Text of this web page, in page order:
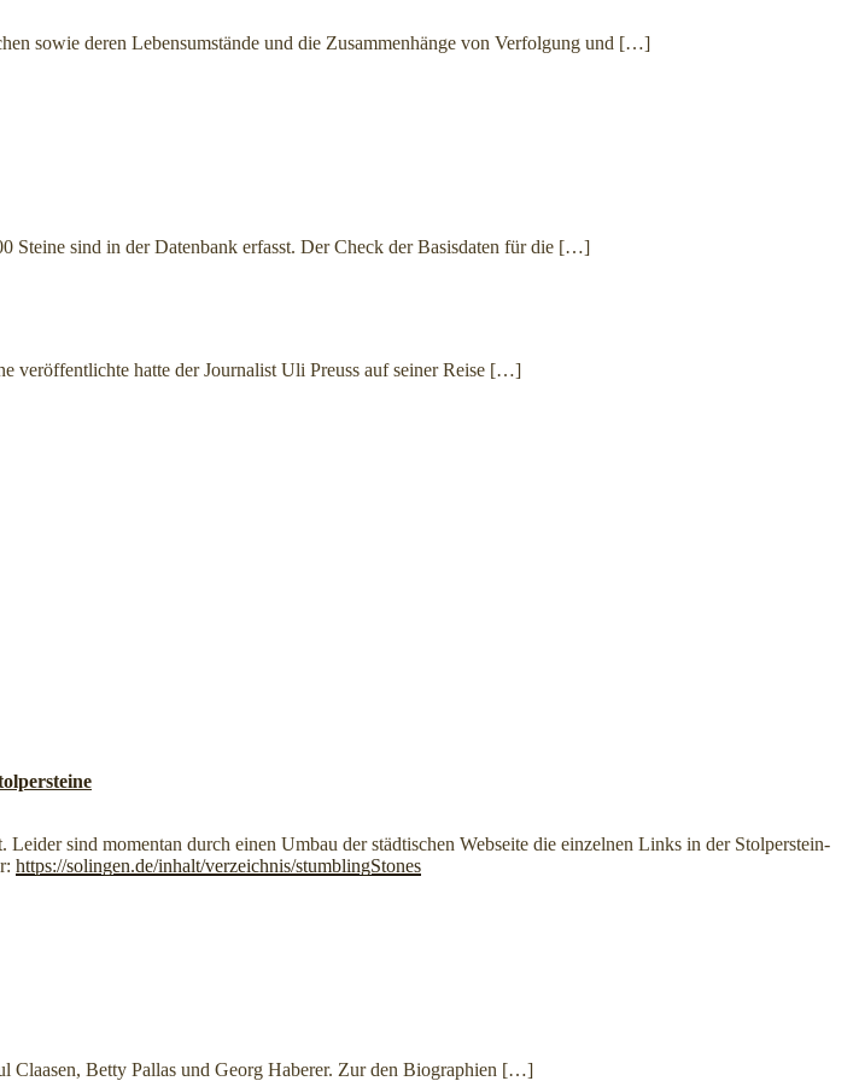
sowie deren Lebensumstände und die Zusammenhänge von Verfolgung und […]
sind in der Datenbank erfasst. Der Check der Basisdaten für die […]
veröffentlichte hatte der Journalist Uli Preuss auf seiner Reise […]
sind momentan durch einen Umbau der städtischen Webseite die einzelnen Links in der Stolperstein-
https://solingen.de/inhalt/verzeichnis/stumblingStones
Betty Pallas und Georg Haberer. Zur den Biographien […]